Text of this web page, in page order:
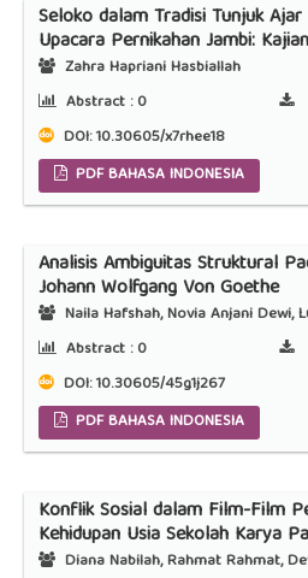
Seloko dalam Tradisi Tunjuk
Upacara Pernikahan Jambi:
Zahra Hapriani Hasbiallah
Abstract :0
DOI:10.30605/x7rhee18
PDF BAHASA INDONESIA
Analisis Ambiguitas Struktural
Johann Wolfgang Von Goethe
Naila Hafshah, Novia Anjani Dewi,
Abstract :0
DOI:10.30605/45g1j267
PDF BAHASA INDONESIA
Konflik Sosial dalam Film-Film
Kehidupan Usia Sekolah Karya
Diana Nabilah, Rahmat Rahmat,